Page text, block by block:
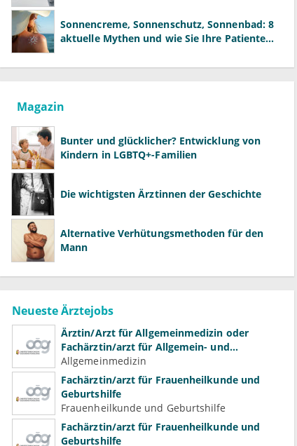
Sonnencreme, Sonnenschutz, Sonnenbad: 8
aktuelle Mythen und wie Sie Ihre Patienten
Magazin
Bunter und glücklicher? Entwicklung von
Kindern in LGBTQ+-Familien
Die wichtigsten Ärztinnen der Geschichte
Alternative Verhütungsmethoden für den
Mann
Neueste Ärztejobs
Ärztin/Arzt für Allgemeinmedizin oder
Fachärztin/arzt für Allgemein- und
Familienmedizin für Psychiatrie und
Psychotherapeutische Medizin
Allgemeinmedizin
Fachärztin/arzt für Frauenheilkunde und
Geburtshilfe
Frauenheilkunde und Geburtshilfe
Fachärztin/arzt für Frauenheilkunde und
Geburtshilfe